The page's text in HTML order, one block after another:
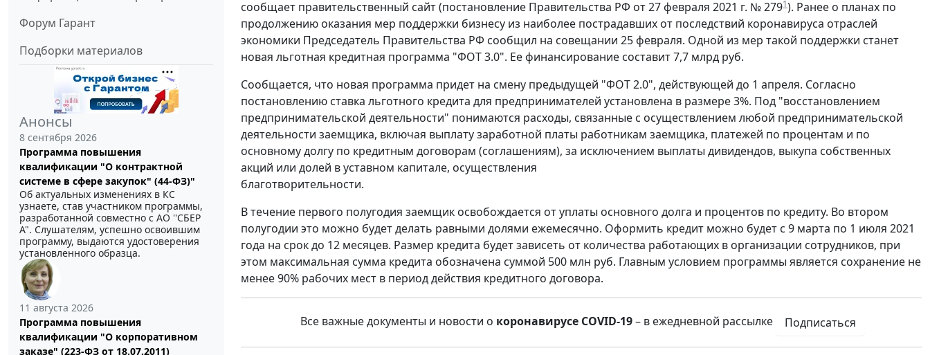
Форум Гарант
Подборки материалов
Анонсы
8 сентября 2026
Программа повышения
квалификации "О контрактной
системе в сфере закупок" (44-ФЗ)"
Об актуальных изменениях в КС
узнаете, став участником программы,
разработанной совместно с АО ''СБЕР
А". Слушателям, успешно освоившим
программу, выдаются удостоверения
установленного образца.
11 августа 2026
Программа повышения
квалификации "О корпоративном
заказе" (223-ФЗ от 18.07.2011)
сообщает правительственный сайт (постановление Правительства РФ от 27 февраля 2021 г. № 2791). Ранее о планах по
продолжению оказания мер поддержки бизнесу из наиболее пострадавших от последствий коронавируса отраслей
экономики Председатель Правительства РФ сообщил на совещании 25 февраля. Одной из мер такой поддержки станет
новая льготная кредитная программа "ФОТ 3.0". Ее финансирование составит 7,7 млрд руб.
Сообщается, что новая программа придет на смену предыдущей "ФОТ 2.0", действующей до 1 апреля. Согласно
постановлению ставка льготного кредита для предпринимателей установлена в размере 3%. Под "восстановлением
предпринимательской деятельности" понимаются расходы, связанные с осуществлением любой предпринимательской
деятельности заемщика, включая выплату заработной платы работникам заемщика, платежей по процентам и по
основному долгу по кредитным договорам (соглашениям), за исключением выплаты дивидендов, выкупа собственных
акций или долей в уставном капитале, осуществления
благотворительности.
В течение первого полугодия заемщик освобождается от уплаты основного долга и процентов по кредиту. Во втором
полугодии это можно будет делать равными долями ежемесячно. Оформить кредит можно будет с 9 марта по 1 июля 2021
года на срок до 12 месяцев. Размер кредита будет зависеть от количества работающих в организации сотрудников, при
этом максимальная сумма кредита обозначена суммой 500 млн руб. Главным условием программы является сохранение не
менее 90% рабочих мест в период действия кредитного договора.
Все важные документы и новости о коронавирусе COVID-19– в ежедневной рассылке Подписаться